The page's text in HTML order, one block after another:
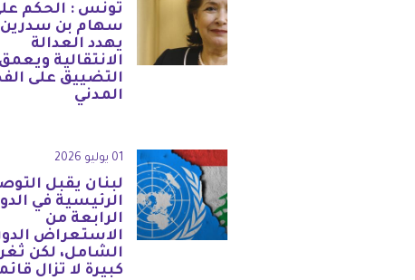
تونس : الحكم
سهام بن سدرين
يهدد العدالة
الانتقالية ويعمق
التضييق على
المدني
01 يوليو 2026
لبنان يقبل
الرئيسية في
الرابعة من
الاستعراض
الشامل، لكن
كبيرة لا تزال